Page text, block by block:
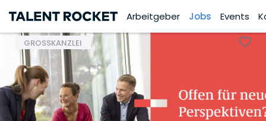
Arbeitgeber Jobs Events
GROSSKANZLEI